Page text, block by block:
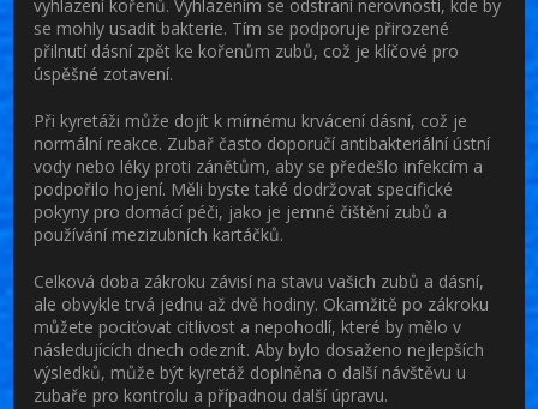
vyhlazení kořenů. Vyhlazením se odstraní nerovnosti, kde by
se mohly usadit bakterie. Tím se podporuje přirozené
přilnutí dásní zpět ke kořenům zubů, což je klíčové pro
úspěšné zotavení.
Při kyretáži může dojít k mírnému krvácení dásní, což je
normální reakce. Zubař často doporučí antibakteriální ústní
vody nebo léky proti zánětům, aby se předešlo infekcím a
podpořilo hojení. Měli byste také dodržovat specifické
pokyny pro domácí péči, jako je jemné čištění zubů a
používání mezizubních kartáčků.
Celková doba zákroku závisí na stavu vašich zubů a dásní,
ale obvykle trvá jednu až dvě hodiny. Okamžitě po zákroku
můžete pociťovat citlivost a nepohodlí, které by mělo v
následujících dnech odeznít. Aby bylo dosaženo nejlepších
výsledků, může být kyretáž doplněna o další návštěvu u
zubaře pro kontrolu a případnou další úpravu.